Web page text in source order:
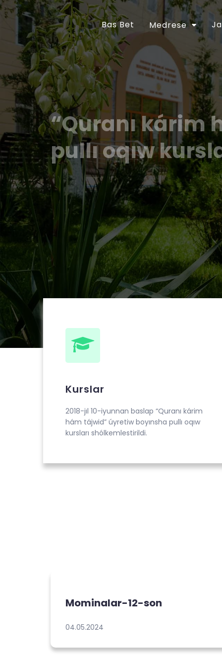
Bas Bet Medrese
“Quranı kárim
pullı oqıw
Ózbekstan Respublikası Prezidentiniń
jetilistiriw ilajları haqqında”ǵı 2018-jıl 16-
tastıyıqlanǵan ilajlar Baǵdarlamasınıń 6-
orınlanıwın támiyinlew maqsetinde
30-apreldegi 01A/056-sanlı buyrıǵı
Muhammad ibn Ahmad al-Beruniy
“Quranı kárim hám tájwid” úyretiw
Kurslar
2018-jıl 10-iyunnan baslap “Quranı kárim
hám tájwid” úyretiw boyınsha pullı oqıw
kursları shólkemlestirildi.
Mominalar-12-son
04.05.2024